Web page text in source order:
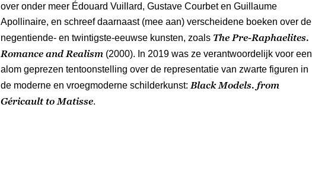
over onder meer Édouard Vuillard, Gustave Courbet en Guillaume
Apollinaire, en schreef daarnaast (mee aan) verscheidene boeken over de
negentiende- en twintigste-eeuwse kunsten, zoals The Pre-Raphaelites.
Romance and Realism (2000). In 2019 was ze verantwoordelijk voor een
alom geprezen tentoonstelling over de representatie van zwarte figuren in
de moderne en vroegmoderne schilderkunst: Black Models. from
Géricault to Matisse.